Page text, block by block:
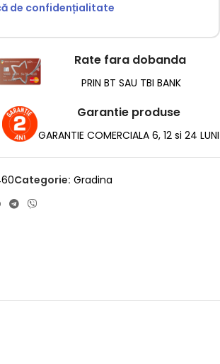
de confidențialitate
Rate fara dobanda
PRIN BT SAU TBI BANK
Garantie produse
GARANTIE COMERCIALA 6, 12 si 24 LUNI
Categorie: Gradina